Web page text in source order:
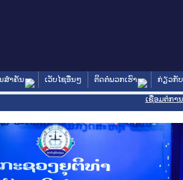
ສໍາຄັນ ເວັບໄຊອື່ນໆ ຕິດຕໍ່ພວກເຮົາ ກ່ຽວກັ
ເຊື່ອມຕໍ່ກາ